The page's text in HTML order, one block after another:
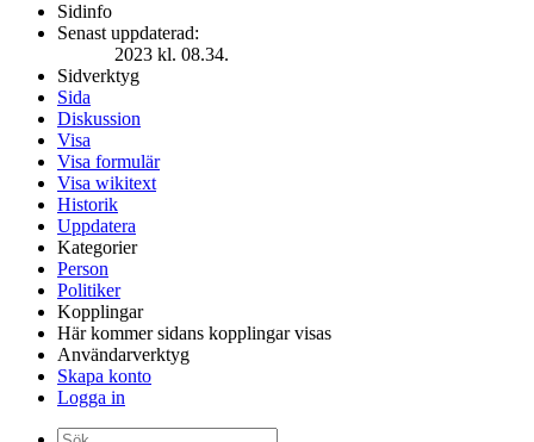
Sidinfo
Senast uppdaterad:
2023 kl. 08.34.
Sidverktyg
Sida
Diskussion
Visa
Visa formulär
Visa wikitext
Historik
Uppdatera
Kategorier
Person
Politiker
Kopplingar
Här kommer sidans kopplingar visas
Användarverktyg
Skapa konto
Logga in